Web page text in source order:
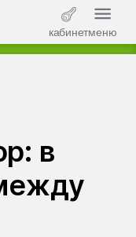
кабинетменю
в